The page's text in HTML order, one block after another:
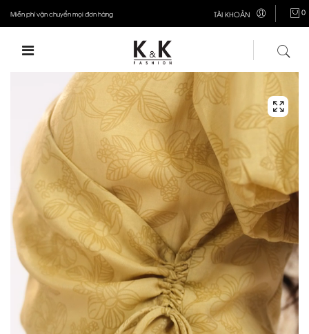
Miễn phí vận chuyển mọi đơn hàng TÀI KHOẢN 0